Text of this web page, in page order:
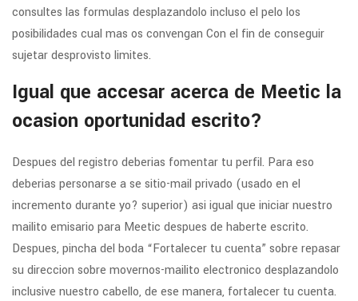
consultes las formulas desplazandolo incluso el pelo los
posibilidades cual mas os convengan Con el fin de conseguir
sujetar desprovisto limites.
Igual que accesar acerca de Meetic la
ocasion oportunidad escrito?
Despues del registro deberias fomentar tu perfil. Para eso
deberias personarse a se sitio-mail privado (usado en el
incremento durante yo? superior) asi­ igual que iniciar nuestro
mailito emisario para Meetic despues de haberte escrito.
Despues, pincha del boda “Fortalecer tu cuenta” sobre repasar
su direccion sobre movernos-mailito electronico desplazandolo
inclusive nuestro cabello, de ese manera, fortalecer tu cuenta.